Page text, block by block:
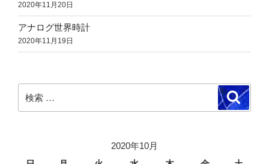
2020年11月20日
アナログ世界時計
2020年11月19日
索:
検
索
2020年10月